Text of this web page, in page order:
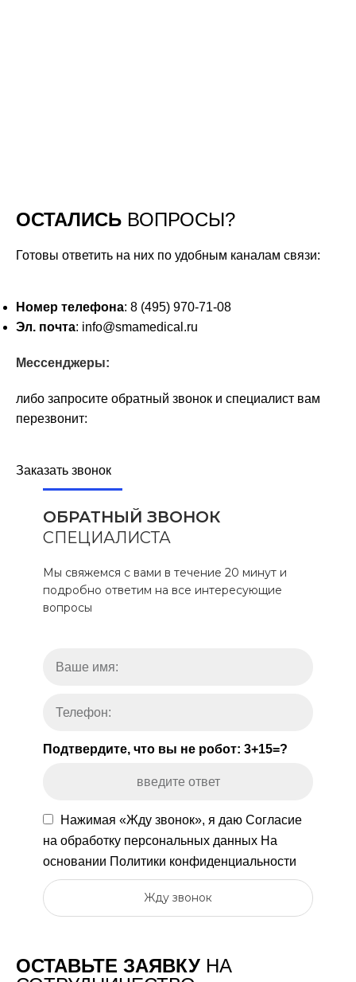
ОСТАЛИСЬ ВОПРОСЫ?
Готовы ответить на них по удобным каналам связи:
Номер телефона: 8 (495) 970-71-08
Эл. почта: info@smamedical.ru
Мессенджеры:
либо запросите обратный звонок и специалист вам
перезвонит:
Заказать звонок
ОБРАТНЫЙ ЗВОНОК
СПЕЦИАЛИСТА
Мы свяжемся с вами в течение 20 минут и
подробно ответим на все интересующие
вопросы
Подтвердите, что вы не робот: 3+15=?
Нажимая «Жду звонок», я даюСогласие
на обработку персональных данных На
основании Политики конфиденциальности
Жду звонок
ОСТАВЬТЕ ЗАЯВКУ НА